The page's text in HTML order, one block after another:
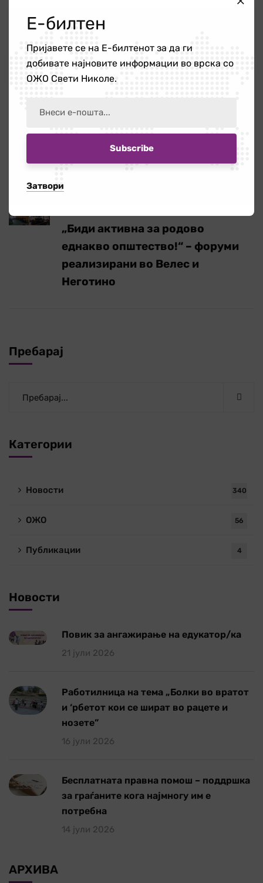
Сподели:
„Биди активна за родово
еднакво општество!“ – форуми
реализирани во Велес и
Неготино
Пребарај
Категории
Новости 340
ОЖО 56
Публикации 4
Новости
Повик за ангажирање на едукатор/ка
21 јули 2026
Работилница на тема „Болки во вратот
и ‘рбетот кои се шират во рацете и
нозете”
16 јули 2026
Бесплатната правна помош – поддршка
за граѓаните кога најмногу им е
потребна
14 јули 2026
АРХИВА
Е-билтен
Пријавете се на Е-билтенот за да ги
добивате најновите информации во врска со
ОЖО Свети Николе.
Затвори